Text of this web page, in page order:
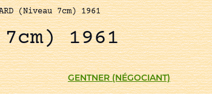
(Niveau 7cm) 1961
7cm) 1961
GENTNER (NÉGOCIANT)